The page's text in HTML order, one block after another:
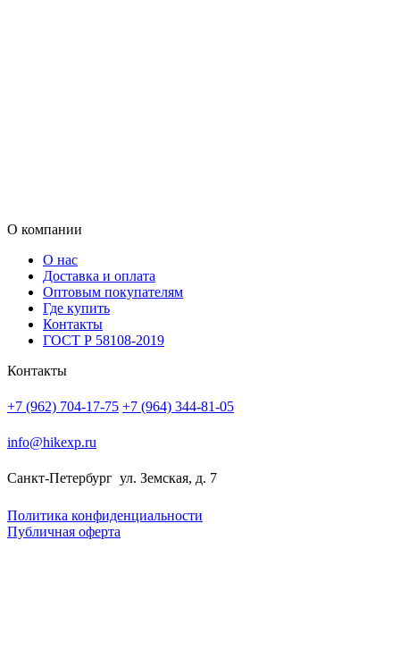
О компании
О нас
Доставка и оплата
Оптовым покупателям
Где купить
Контакты
ГОСТ Р 58108-2019
Контакты
+7 (962) 704-17-75 +7 (964) 344-81-05
info@hikexp.ru
Санкт-Петербург ул. Земская, д. 7
Политика конфиденциальности
Публичная оферта